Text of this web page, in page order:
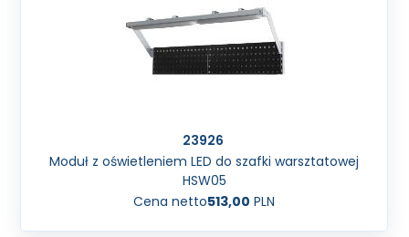
23926
Moduł z oświetleniem LED do szafki warsztatowej
HSW05
Cena netto513,00 PLN